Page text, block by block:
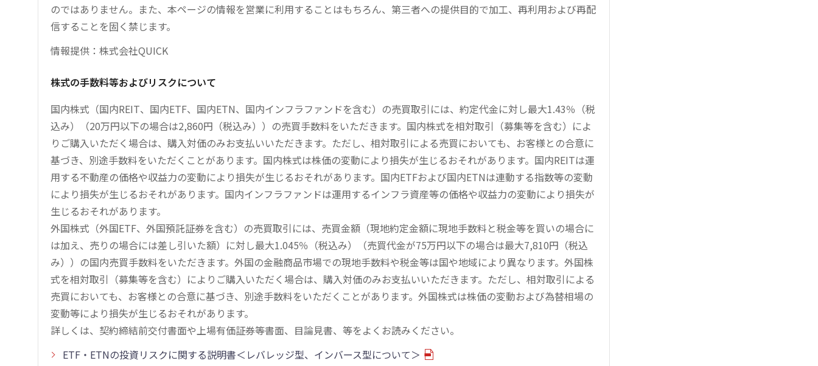
のではありません。また、本ページの情報を営業に利用することはもちろん、第三者への提供目的で加工、再利用および再配
信することを固く禁じます。
情報提供：株式会社QUICK
株式の手数料等およびリスクについて
国内株式（国内REIT、国内ETF、国内ETN、国内インフラファンドを含む）の売買取引には、約定代金に対し最大1.43％（税
込み）（20万円以下の場合は2,860円（税込み））の売買手数料をいただきます。国内株式を相対取引（募集等を含む）によ
りご購入いただく場合は、購入対価のみお支払いいただきます。ただし、相対取引による売買においても、お客様との合意に
基づき、別途手数料をいただくことがあります。国内株式は株価の変動により損失が生じるおそれがあります。国内REITは運
用する不動産の価格や収益力の変動により損失が生じるおそれがあります。国内ETFおよび国内ETNは連動する指数等の変動
により損失が生じるおそれがあります。国内インフラファンドは運用するインフラ資産等の価格や収益力の変動により損失が
生じるおそれがあります。
外国株式（外国ETF、外国預託証券を含む）の売買取引には、売買金額（現地約定金額に現地手数料と税金等を買いの場合に
は加え、売りの場合には差し引いた額）に対し最大1.045％（税込み）（売買代金が75万円以下の場合は最大7,810円（税込
み））の国内売買手数料をいただきます。外国の金融商品市場での現地手数料や税金等は国や地域により異なります。外国株
式を相対取引（募集等を含む）によりご購入いただく場合は、購入対価のみお支払いいただきます。ただし、相対取引による
売買においても、お客様との合意に基づき、別途手数料をいただくことがあります。外国株式は株価の変動および為替相場の
変動等により損失が生じるおそれがあります。
詳しくは、契約締結前交付書面や上場有価証券等書面、目論見書、等をよくお読みください。
ETF・ETNの投資リスクに関する説明書＜レバレッジ型、インバース型について＞